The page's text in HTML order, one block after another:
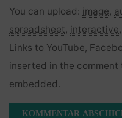
You can upload: image,
spreadsheet, interactive,
Links to YouTube,
inserted in the
embedded.